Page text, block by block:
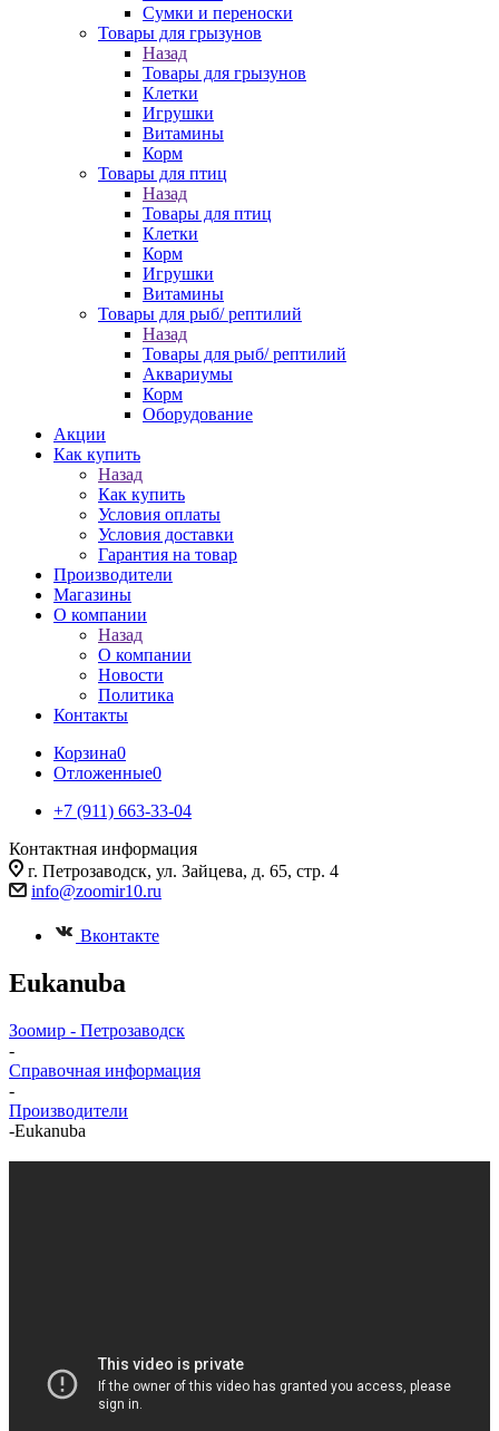
Сумки и переноски
Товары для грызунов
Назад
Товары для грызунов
Клетки
Игрушки
Витамины
Корм
Товары для птиц
Назад
Товары для птиц
Клетки
Корм
Игрушки
Витамины
Товары для рыб/ рептилий
Назад
Товары для рыб/ рептилий
Аквариумы
Корм
Оборудование
Акции
Как купить
Назад
Как купить
Условия оплаты
Условия доставки
Гарантия на товар
Производители
Магазины
О компании
Назад
О компании
Новости
Политика
Контакты
Корзина0
Отложенные0
+7 (911) 663-33-04
Контактная информация
г. Петрозаводск, ул. Зайцева, д. 65, стр. 4
info@zoomir10.ru
Вконтакте
Eukanuba
Зоомир - Петрозаводск
-
Справочная информация
-
Производители
-Eukanuba